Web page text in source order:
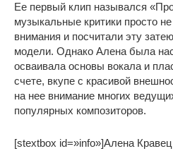
Ее первый клип назывался
музыкальные критики просто
внимания и посчитали эту
модели. Однако Алена была
осваивала основы вокала и
счете, вкупе с красивой
на нее внимание многих
популярных композиторов.
[stextbox id=»info»]Алена